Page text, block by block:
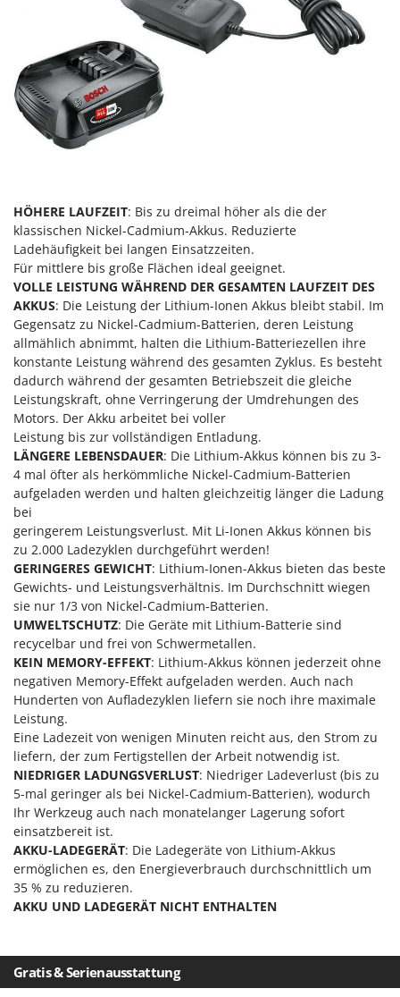
Scheibenpflüge
Schneefräsen
Schneeräumer
Schrotmühlen - elektrisch
Schwader für Traktoren
Sichelmähwerke für Traktoren
Sichelmulcher für Traktoren
Sortierer für Oliven
Sprühgeräte für Pflanzenbehandlung
Stäubegeräte für Traktor
Staubsauger - Elektrobesen
T
Teppichreiniger und Teppichbodenreiniger
Thermische und mechanische Unkrautbrenner
Tomatenpressen
Tragbare Powerstationen
U
Umfüllpumpen
Umkehrfräsen
V
Vakuumiergeräte
Vertikutierer
Vogelscheuchen - Vogelabwehr
W
Wasserpumpen
Wasserpumpen für Traktoren
Wein- und Obstpressen
Wein- und Ölschichtenfilter
Weitere Produkte
Wiesenwalzen für Traktor
Wippsägen
Z
Zerstäuber
H
Hailo
Helvi
Henx
HiKOKI
I
Idromatic
Il-Tec
Imperia
Infaco
Intec
Intex
Iseki
Italyco
ITM
J JOLLY ITALIA
K
KAAZ
Karcher
Kasco
Kemper
Kenwood
Keter
KitchenAid
Komo
L
Laica
Lampacrescia - MGM
Landxcape
LAR Casalinghi
Lavor
Lotusgrill
HÖHERE LAUFZEIT: Bis zu dreimal höher als die der
klassischen Nickel-Cadmium-Akkus. Reduzierte
Ladehäufigkeit bei langen Einsatzzeiten.
Für mittlere bis große Flächen ideal geeignet.
VOLLE LEISTUNG WÄHREND DER GESAMTEN LAUFZEIT DES
AKKUS: Die Leistung der Lithium-Ionen Akkus bleibt stabil. Im
Gegensatz zu Nickel-Cadmium-Batterien, deren Leistung
allmählich abnimmt, halten die Lithium-Batteriezellen ihre
konstante Leistung während des gesamten Zyklus. Es besteht
dadurch während der gesamten Betriebszeit die gleiche
Leistungskraft, ohne Verringerung der Umdrehungen des
Motors. Der Akku arbeitet bei voller
Leistung bis zur vollständigen Entladung.
LÄNGERE LEBENSDAUER: Die Lithium-Akkus können bis zu 3-
4 mal öfter als herkömmliche Nickel-Cadmium-Batterien
aufgeladen werden und halten gleichzeitig länger die Ladung
bei
geringerem Leistungsverlust. Mit Li-Ionen Akkus können bis
zu 2.000 Ladezyklen durchgeführt werden!
GERINGERES GEWICHT: Lithium-Ionen-Akkus bieten das beste
Gewichts- und Leistungsverhältnis. Im Durchschnitt wiegen
sie nur 1/3 von Nickel-Cadmium-Batterien.
UMWELTSCHUTZ: Die Geräte mit Lithium-Batterie sind
recycelbar und frei von Schwermetallen.
KEIN MEMORY-EFFEKT: Lithium-Akkus können jederzeit ohne
negativen Memory-Effekt aufgeladen werden. Auch nach
Hunderten von Aufladezyklen liefern sie noch ihre maximale
Leistung.
Eine Ladezeit von wenigen Minuten reicht aus, den Strom zu
liefern, der zum Fertigstellen der Arbeit notwendig ist.
NIEDRIGER LADUNGSVERLUST: Niedriger Ladeverlust (bis zu
5-mal geringer als bei Nickel-Cadmium-Batterien), wodurch
Ihr Werkzeug auch nach monatelanger Lagerung sofort
einsatzbereit ist.
AKKU-LADEGERÄT: Die Ladegeräte von Lithium-Akkus
ermöglichen es, den Energieverbrauch durchschnittlich um
35 % zu reduzieren.
AKKU UND LADEGERÄT NICHT ENTHALTEN
Gratis & Serienausstattung